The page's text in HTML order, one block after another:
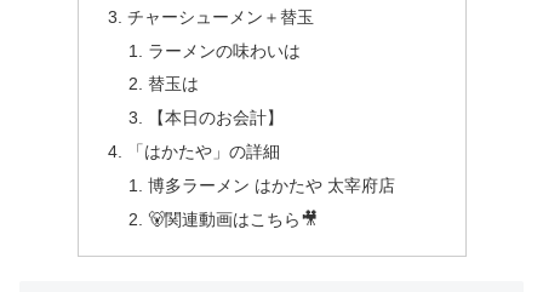
チャーシューメン＋替玉
ラーメンの味わいは
替玉は
【本日のお会計】
「はかたや」の詳細
博多ラーメン はかたや 太宰府店
🐻関連動画はこちら🎥